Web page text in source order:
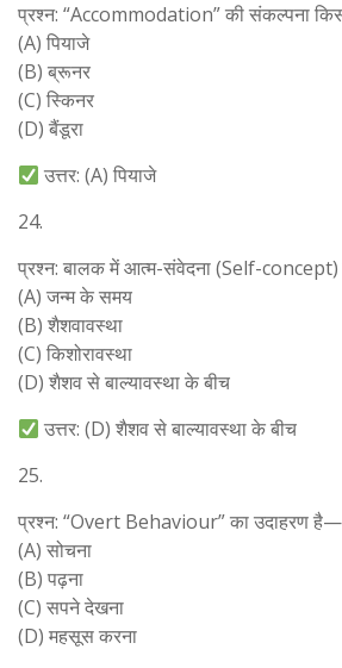
प्रश्न: “Accommodation” की संकल्पना
(A) पियाजे
(B) ब्रूनर
(C) स्किनर
(D) बैंडूरा
उत्तर: (A) पियाजे
24.
प्रश्न: बालक में आत्म-संवेदना (Self-concept)
(A) जन्म के समय
(B) शैशवावस्था
(C) किशोरावस्था
(D) शैशव से बाल्यावस्था के बीच
उत्तर: (D) शैशव से बाल्यावस्था के बीच
25.
प्रश्न: “Overt Behaviour” का उदाहरण है—
(A) सोचना
(B) पढ़ना
(C) सपने देखना
(D) महसूस करना